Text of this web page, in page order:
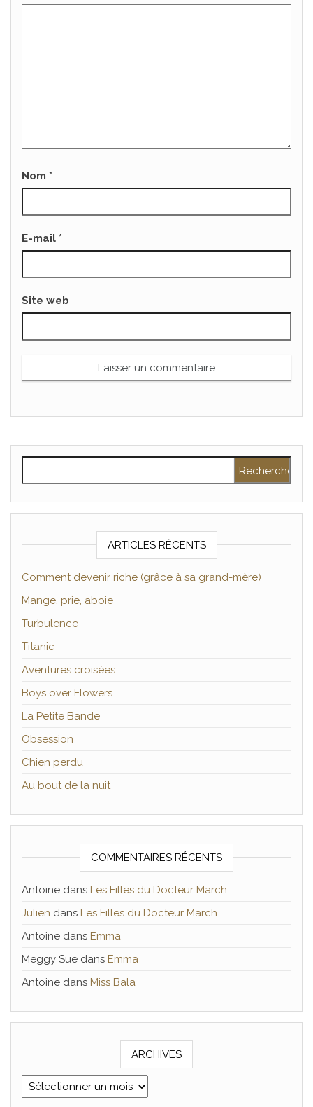
Nom *
E-mail *
Site web
ARTICLES RÉCENTS
Comment devenir riche (grâce à sa grand-mère)
Mange, prie, aboie
Turbulence
Titanic
Aventures croisées
Boys over Flowers
La Petite Bande
Obsession
Chien perdu
Au bout de la nuit
COMMENTAIRES RÉCENTS
Antoine dans Les Filles du Docteur March
Julien dans Les Filles du Docteur March
Antoine dans Emma
Meggy Sue dans Emma
Antoine dans Miss Bala
ARCHIVES
Archives